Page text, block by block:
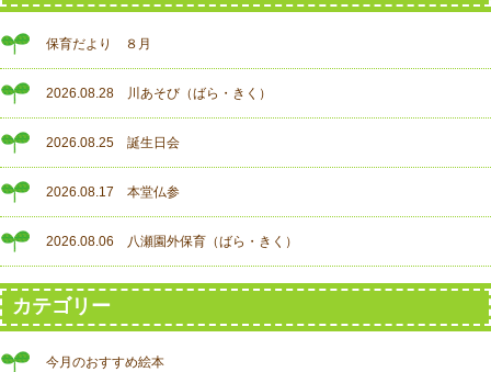
保育だより ８月
2026.08.28 川あそび（ばら・きく）
2026.08.25 誕生日会
2026.08.17 本堂仏参
2026.08.06 八瀬園外保育（ばら・きく）
カテゴリー
今月のおすすめ絵本